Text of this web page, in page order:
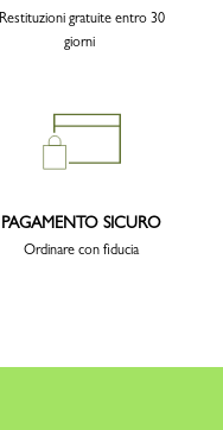
Restituzioni gratuite entro 30
giorni
PAGAMENTO SICURO
Ordinare con fiducia